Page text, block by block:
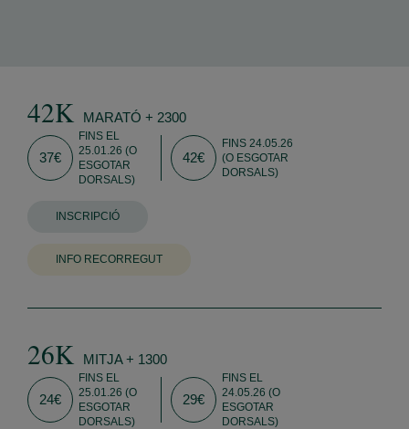
42K MARATÓ + 2300
37€
FINS EL
25.01.26 (O
ESGOTAR
DORSALS)
42€
FINS 24.05.26
(O ESGOTAR
DORSALS)
INSCRIPCIÓ
INFO RECORREGUT
26K MITJA + 1300
24€
FINS EL
25.01.26 (O
ESGOTAR
DORSALS)
29€
FINS EL
24.05.26 (O
ESGOTAR
DORSALS)